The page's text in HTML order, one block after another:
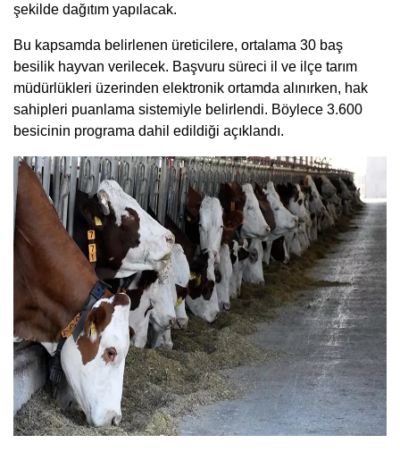
şekilde dağıtım yapılacak.
Bu kapsamda belirlenen üreticilere, ortalama 30 baş
besilik hayvan verilecek. Başvuru süreci il ve ilçe tarım
müdürlükleri üzerinden elektronik ortamda alınırken, hak
sahipleri puanlama sistemiyle belirlendi. Böylece 3.600
besicinin programa dahil edildiği açıklandı.